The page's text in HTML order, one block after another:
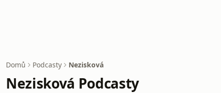
Domů Podcasty Nezisková
Nezisková Podcasty